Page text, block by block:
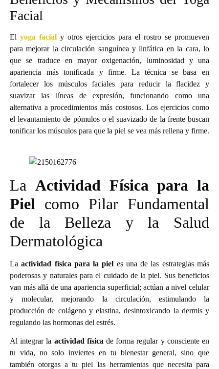
Facial
El yoga facial y otros ejercicios para el rostro se promueven
para mejorar la circulación sanguínea y linfática en la cara, lo
que se traduce en mayor oxigenación, luminosidad y una
apariencia más tonificada y firme. La técnica se basa en
fortalecer los músculos faciales para reducir la flacidez y
suavizar las líneas de expresión, funcionando como una
alternativa a procedimientos más costosos. Los ejercicios como
el levantamiento de pómulos o el suavizado de la frente buscan
tonificar los músculos para que la piel se vea más rellena y firme.
La Actividad Física para la
Piel como Pilar Fundamental
de la Belleza y la Salud
Dermatológica
Laactividad física para la piel es una de las estrategias más
poderosas y naturales para el cuidado de la piel. Sus beneficios
van más allá de una apariencia superficial; actúan a nivel celular
y molecular, mejorando la circulación, estimulando la
producción de colágeno y elastina, desintoxicando la dermis y
regulando las hormonas del estrés.
Al integrar la actividad física de forma regular y consciente en
tu vida, no solo inviertes en tu bienestar general, sino que
también otorgas a tu piel las herramientas que necesita para